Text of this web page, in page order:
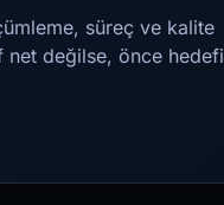
süreç ve kalite
net değilse, önce hedefi